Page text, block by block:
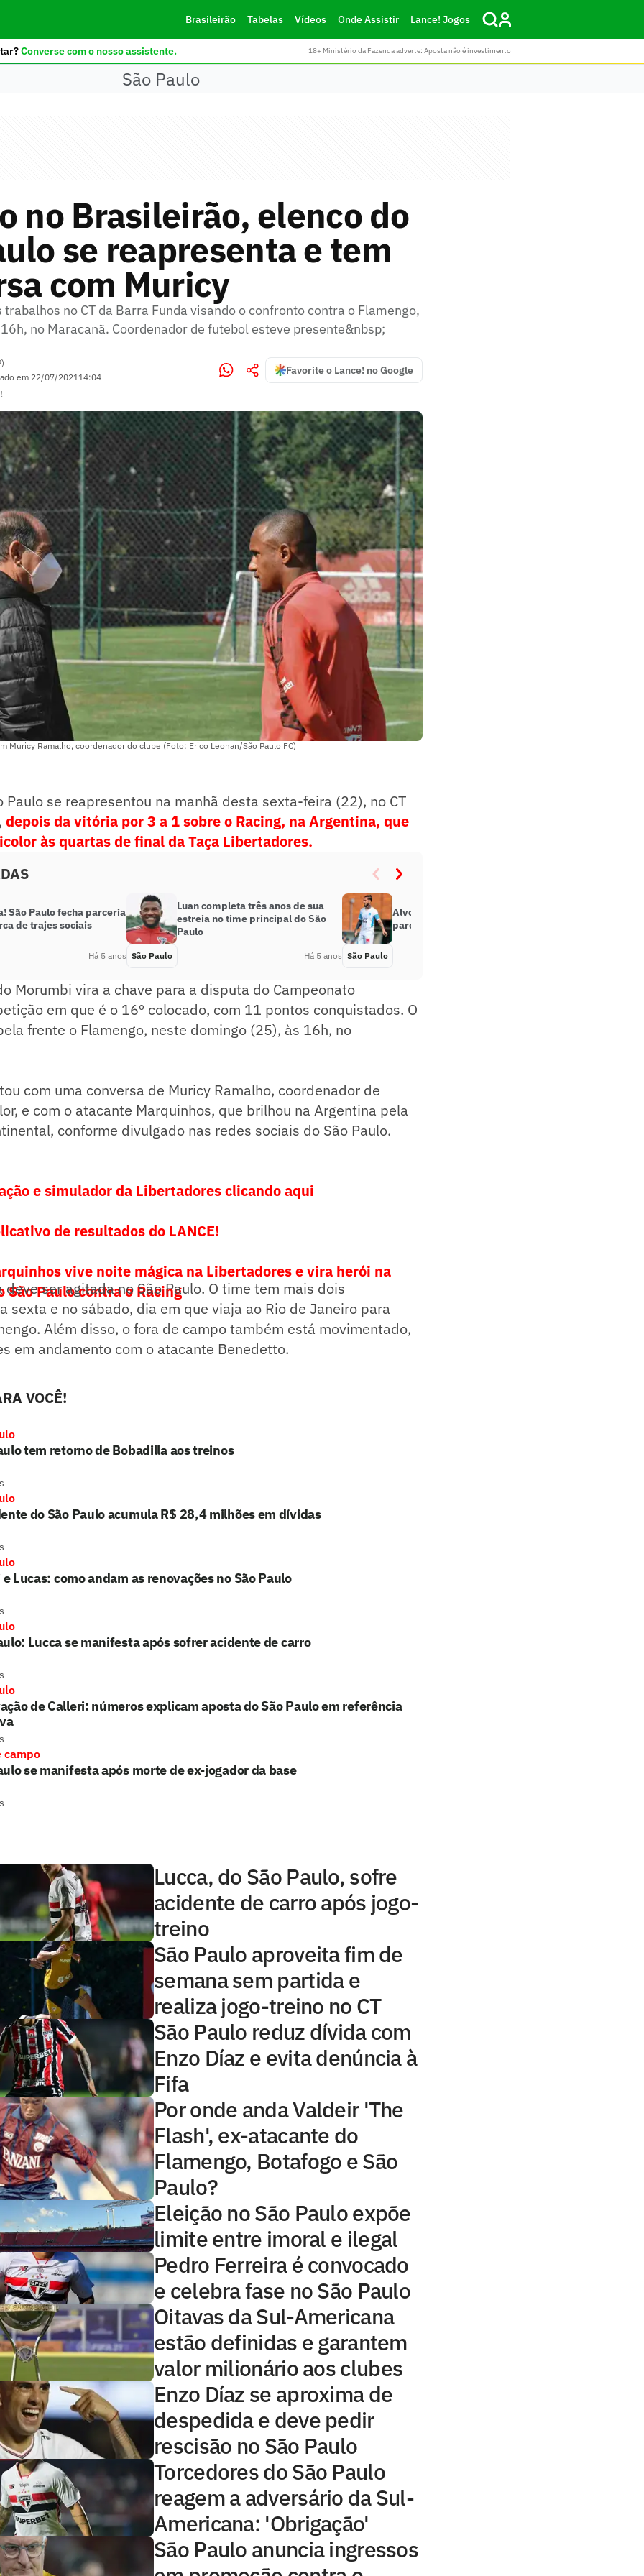
Brasileirão Tabelas Vídeos Onde Assistir Lance! Jogos
Converse com o nosso assistente. 18+ Ministério da Fazenda adverte: Aposta não é investimento
São Paulo
no Brasileirão, elenco do
se reapresenta e tem
com Muricy
trabalhos no CT da Barra Funda visando o confronto contra o Flamengo,
no Maracanã. Coordenador de futebol esteve presente&nbsp;
em 22/07/202114:04
Favorite o Lance! no Google
Muricy Ramalho, coordenador do clube (Foto: Erico Leonan/São Paulo FC)
Paulo se reapresentou na manhã desta sexta-feira (22), no CT
depois da vitória por 3 a 1 sobre o Racing, na Argentina, que
às quartas de final da Taça Libertadores.
São Paulo fecha parceria
de trajes sociais
Há 5 anos
Luan completa três anos de sua
estreia no time principal do São
Paulo
São Paulo Há 5 anos
Alvo do São Paulo, Benedetto já foi
parceiro de Rigoni e William
São Paulo
Morumbi vira a chave para a disputa do Campeonato
em que é o 16º colocado, com 11 pontos conquistados. O
frente o Flamengo, neste domingo (25), às 16h, no
com uma conversa de Muricy Ramalho, coordenador de
e com o atacante Marquinhos, que brilhou na Argentina pela
conforme divulgado nas redes sociais do São Paulo.
e simulador da Libertadores clicando aqui
de resultados do LANCE!
vive noite mágica na Libertadores e vira herói na
São Paulo contra o Racing
deve ser agitada no São Paulo. O time tem mais dois
sexta e no sábado, dia em que viaja ao Rio de Janeiro para
Além disso, o fora de campo também está movimentado,
em andamento com o atacante Benedetto.
VOCÊ!
tem retorno de Bobadilla aos treinos
do São Paulo acumula R$ 28,4 milhões em dívidas
Lucas: como andam as renovações no São Paulo
Lucca se manifesta após sofrer acidente de carro
de Calleri: números explicam aposta do São Paulo em referência
campo
se manifesta após morte de ex-jogador da base
Lucca, do São Paulo, sofre
acidente de carro após jogo-
treino
São Paulo aproveita fim de
semana sem partida e
realiza jogo-treino no CT
São Paulo reduz dívida com
Enzo Díaz e evita denúncia à
Fifa
Por onde anda Valdeir 'The
Flash', ex-atacante do
Flamengo, Botafogo e São
Paulo?
Eleição no São Paulo expõe
limite entre imoral e ilegal
Pedro Ferreira é convocado
e celebra fase no São Paulo
Oitavas da Sul-Americana
estão definidas e garantem
valor milionário aos clubes
Enzo Díaz se aproxima de
despedida e deve pedir
rescisão no São Paulo
Torcedores do São Paulo
reagem a adversário da Sul-
Americana: 'Obrigação'
São Paulo anuncia ingressos